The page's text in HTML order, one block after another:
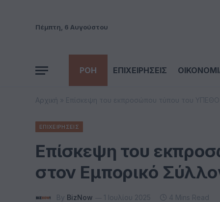
Πέμπτη, 6 Αυγούστου
ΡΟΗ ΕΠΙΧΕΙΡΗΣΕΙΣ
Αρχική
ΕΠΙΧΕΙΡΗΣΕΙΣ
Επίσκεψη του
στον Εμπορικό
By BizNow 1 Ιουλίου 2025 4 Mins Read